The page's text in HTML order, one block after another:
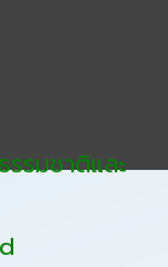
รมชาติและ